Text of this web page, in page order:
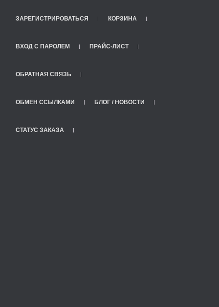
ЗАРЕГИСТРИРОВАТЬСЯ КОРЗИНА
ВХОД С ПАРОЛЕМ ПРАЙС-ЛИСТ
ОБРАТНАЯ СВЯЗЬ
ОБМЕН ССЫЛКАМИ БЛОГ / НОВОСТИ
СТАТУС ЗАКАЗА